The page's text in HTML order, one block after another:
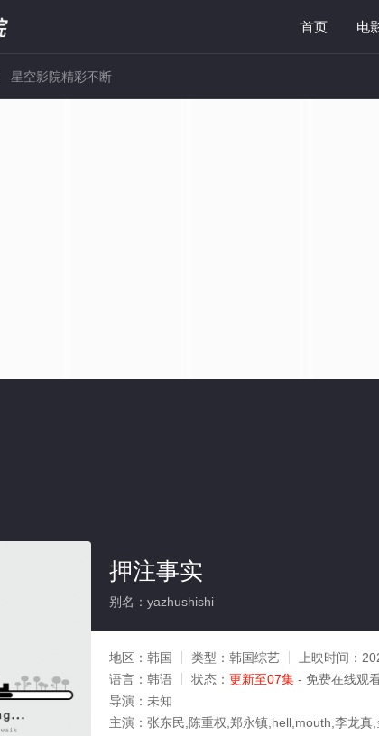
首页 电
押注事实
别名：yazhushishi
地区： 韩国 类型： 韩国综艺 上映时间：
语言： 韩语 状态： 更新至07集 - 免费在线观
导演： 未知
主演： 张东民,陈重权,郑永镇,hell,mouth,李龙真